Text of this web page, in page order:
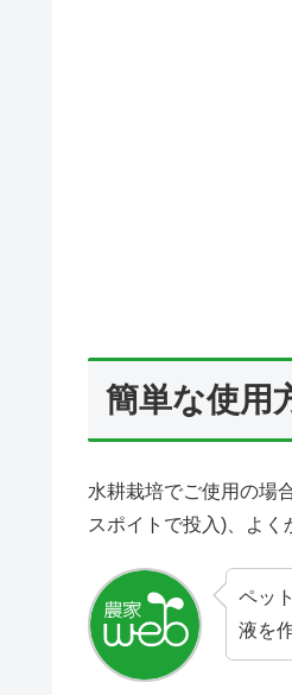
簡単な使用
水耕栽培でご使用の場
スポイトで投入)、よく
ペッ
液を